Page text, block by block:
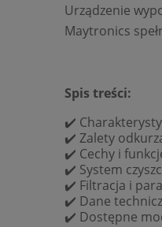
Urządzenie
Maytronics
Spis treści:
✔️
✔️ Zalety
✔️ Cechy i
✔️ System
✔️ Filtracja i
✔️ Dane
✔️ Dostępne